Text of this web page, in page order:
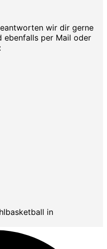
wir dir gerne
ebenfalls per Mail oder
in